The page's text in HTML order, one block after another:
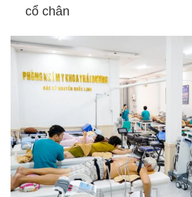
cổ chân